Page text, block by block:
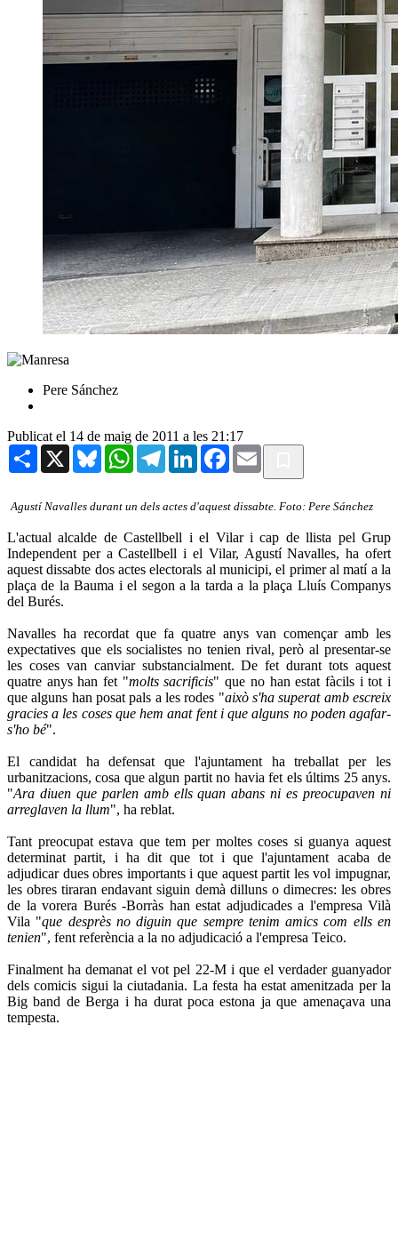
Pere Sánchez
Publicat el 14 de maig de 2011 a les 21:17
Share X BlueskyWhatsAppTelegramLinkedInFacebook
Email
Agustí Navalles durant un dels actes d'aquest dissabte. Foto: Pere Sánchez
L'actual alcalde de Castellbell i el Vilar i cap de llista pel Grup
Independent per a Castellbell i el Vilar, Agustí Navalles, ha ofert
aquest dissabte dos actes electorals al municipi, el primer al matí a la
plaça de la Bauma i el segon a la tarda a la plaça Lluís Companys
del Burés.
Navalles ha recordat que fa quatre anys van començar amb les
expectatives que els socialistes no tenien rival, però al presentar-se
les coses van canviar substancialment. De fet durant tots aquest
quatre anys han fet "molts sacrificis" que no han estat fàcils i tot i
que alguns han posat pals a les rodes "això s'ha superat amb escreix
gracies a les coses que hem anat fent i que alguns no poden agafar-
s'ho bé".
El candidat ha defensat que l'ajuntament ha treballat per les
urbanitzacions, cosa que algun partit no havia fet els últims 25 anys.
"Ara diuen que parlen amb ells quan abans ni es preocupaven ni
arreglaven la llum", ha reblat.
Tant preocupat estava que tem per moltes coses si guanya aquest
determinat partit, i ha dit que tot i que l'ajuntament acaba de
adjudicar dues obres importants i que aquest partit les vol impugnar,
les obres tiraran endavant siguin demà dilluns o dimecres: les obres
de la vorera Burés -Borràs han estat adjudicades a l'empresa Vilà
Vila "que desprès no diguin que sempre tenim amics com ells en
tenien", fent referència a la no adjudicació a l'empresa Teico.
Finalment ha demanat el vot pel 22-M i que el verdader guanyador
dels comicis sigui la ciutadania. La festa ha estat amenitzada per la
Big band de Berga i ha durat poca estona ja que amenaçava una
tempesta.